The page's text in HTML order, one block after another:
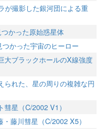
が撮影した銀河団による重
かった原始惑星体
かった宇宙のヒーロー
大ブラックホールのX線強度
られた、星の周りの複雑な円
彗星（C/2002 V1）
・藤川彗星（C/2002 X5）